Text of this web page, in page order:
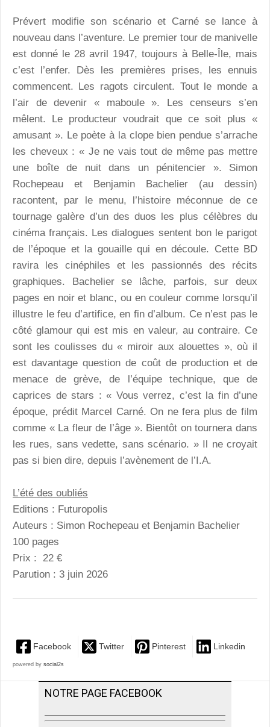
Prévert modifie son scénario et Carné se lance à
nouveau dans l’aventure. Le premier tour de manivelle
est donné le 28 avril 1947, toujours à Belle-Île, mais
c’est l’enfer. Dès les premières prises, les ennuis
commencent. Les ragots circulent. Tout le monde a
l’air de devenir « maboule ». Les censeurs s’en
mêlent. Le producteur voudrait que ce soit plus «
amusant ». Le poète à la clope bien pendue s’arrache
les cheveux : « Je ne vais tout de même pas mettre
une boîte de nuit dans un pénitencier ». Simon
Rochepeau et Benjamin Bachelier (au dessin)
racontent, par le menu, l’histoire méconnue de ce
tournage galère d’un des duos les plus célèbres du
cinéma français. Les dialogues sentent bon le parigot
de l’époque et la gouaille qui en découle. Cette BD
ravira les cinéphiles et les passionnés des récits
graphiques. Bachelier se lâche, parfois, sur deux
pages en noir et blanc, ou en couleur comme lorsqu’il
illustre le feu d’artifice, en fin d’album. Ce n’est pas le
côté glamour qui est mis en valeur, au contraire. Ce
sont les coulisses du « miroir aux alouettes », où il
est davantage question de coût de production et de
menace de grève, de l’équipe technique, que de
caprices de stars : « Vous verrez, c’est la fin d’une
époque, prédit Marcel Carné. On ne fera plus de film
comme « La fleur de l’âge ». Bientôt on tournera dans
les rues, sans vedette, sans scénario. » Il ne croyait
pas si bien dire, depuis l’avènement de l’I.A.
L’été des oubliés
Editions : Futuropolis
Auteurs : Simon Rochepeau et Benjamin Bachelier
100 pages
Prix : 22 €
Parution : 3 juin 2026
Facebook Twitter Pinterest Linkedin
powered by social2s
NOTRE PAGE FACEBOOK